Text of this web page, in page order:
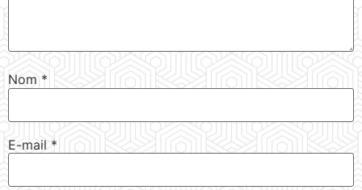
Nom *
E-mail *